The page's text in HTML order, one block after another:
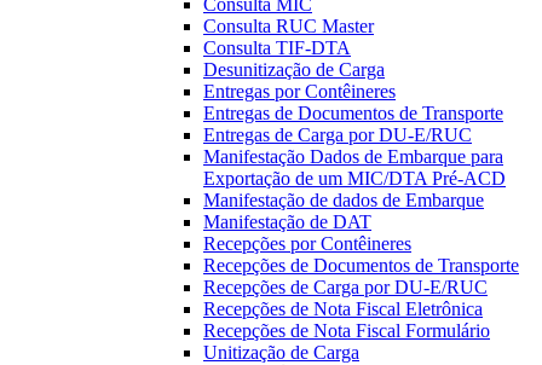
Consulta MIC
Consulta RUC Master
Consulta TIF-DTA
Desunitização de Carga
Entregas por Contêineres
Entregas de Documentos de Transporte
Entregas de Carga por DU-E/RUC
Manifestação Dados de Embarque para
Exportação de um MIC/DTA Pré-ACD
Manifestação de dados de Embarque
Manifestação de DAT
Recepções por Contêineres
Recepções de Documentos de Transporte
Recepções de Carga por DU-E/RUC
Recepções de Nota Fiscal Eletrônica
Recepções de Nota Fiscal Formulário
Unitização de Carga